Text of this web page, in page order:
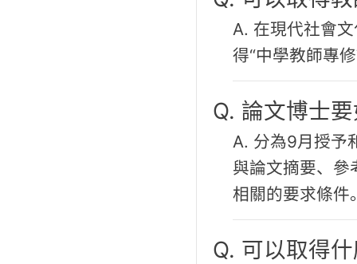
A. 在現代社會
得“中學教師專
Q. 論文博士
A. 分為9月授予
與論文摘要、參
相關的要求條件
Q. 可以取得